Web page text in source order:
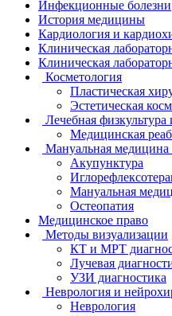
Инфекционные болезни
История медицины
Кардиология и
Клиническая
Клиническая
Косметология
Пластическая
Эстетическая
Лечебная
Медицинская
Мануальная медицина
Акупунктура
Мануальная
Остеопатия
Медицинское право
Методы визуализации
КТ и МРТ
Лучевая
УЗИ диагностика
Неврология и
Неврология